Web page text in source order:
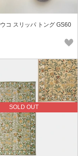
コ スリッパ トング GS60
SOLD OUT